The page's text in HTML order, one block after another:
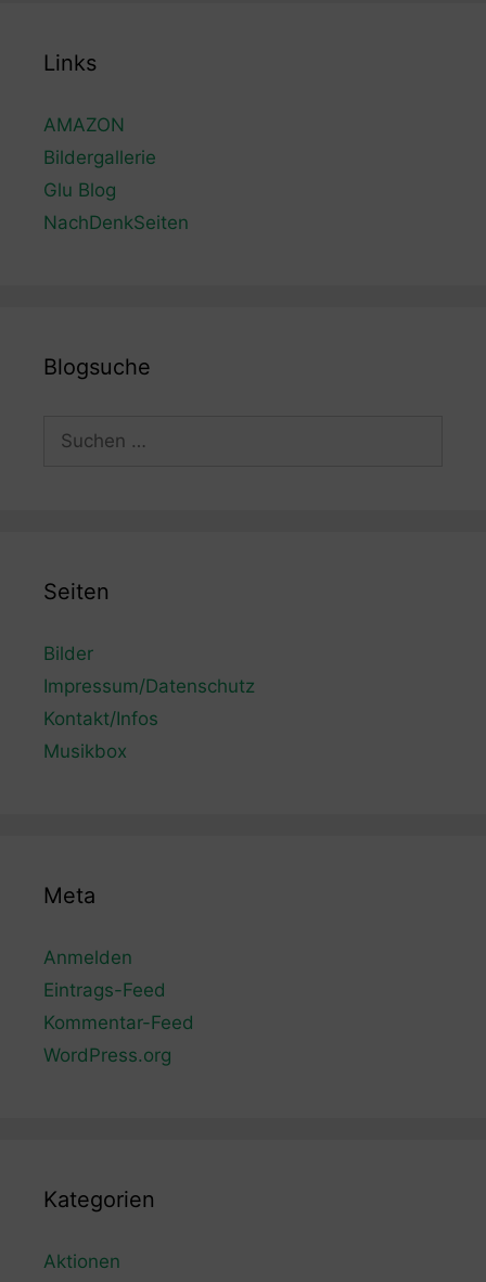
Links
AMAZON
Bildergallerie
Glu Blog
NachDenkSeiten
Blogsuche
Seiten
Bilder
Impressum/Datenschutz
Kontakt/Infos
Musikbox
Meta
Anmelden
Eintrags-Feed
Kommentar-Feed
WordPress.org
Kategorien
Aktionen